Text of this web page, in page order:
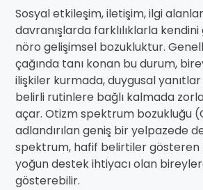
Sosyal etkileşim, iletişim, ilgi
davranışlarda farklılıklarla
nöro gelişimsel bozukluktur.
çağında tanı konan bu durum,
ilişkiler kurmada, duygusal
belirli rutinlere bağlı kalmada
açar. Otizm spektrum bozukluğu
adlandırılan geniş bir yelpazede
spektrum, hafif belirtiler
yoğun destek ihtiyacı olan
gösterebilir.